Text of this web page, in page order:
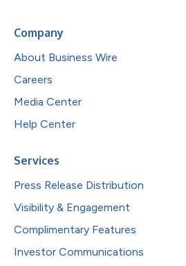
Company
About Business Wire
Careers
Media Center
Help Center
Services
Press Release Distribution
Visibility & Engagement
Complimentary Features
Investor Communications